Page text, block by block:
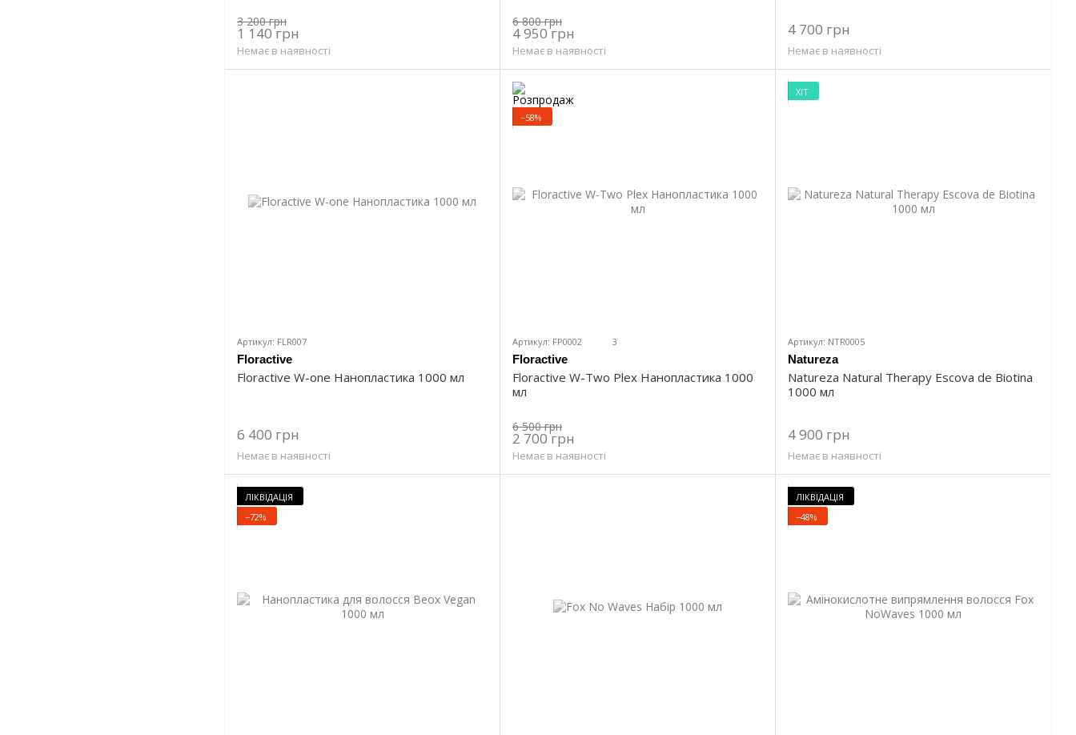
3 200 грн
1 140 грн
Немає в наявності
6 800 грн
4 950 грн
Немає в наявності
4 700 грн
Немає в наявності
Артикул: FLR007
Floractive
Floractive W-one Нанопластика 1000 мл
6 400 грн
Немає в наявності
−58%
Артикул: FP0002 3
Floractive
Floractive W-Two Plex Нанопластика 1000
мл
6 500 грн
2 700 грн
Немає в наявності
ХІТ
Артикул: NTR0005
Natureza
Natureza Natural Therapy Escova de Biotina
1000 мл
4 900 грн
Немає в наявності
ЛІКВІДАЦІЯ
−72%
ЛІКВІДАЦІЯ
−48%